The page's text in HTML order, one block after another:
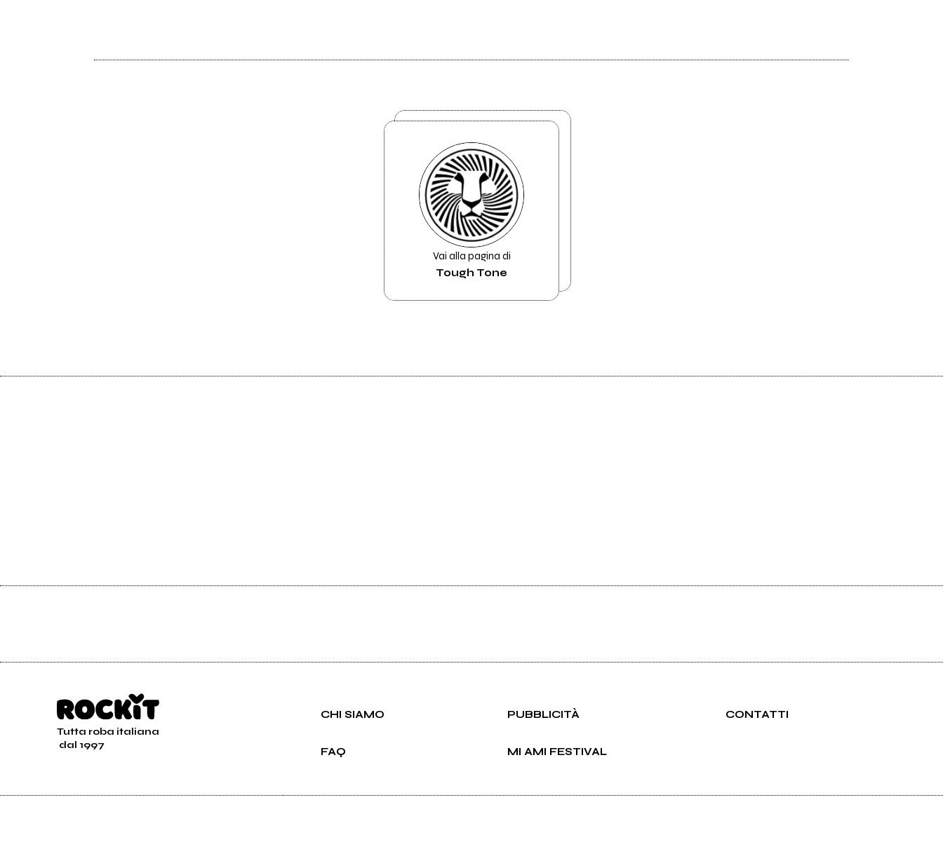
Vai alla pagina di
Tough Tone
Tutta roba italiana
dal 1997
CHI SIAMO PUBBLICITÀ CONTATTI
FAQ MI AMI FESTIVAL